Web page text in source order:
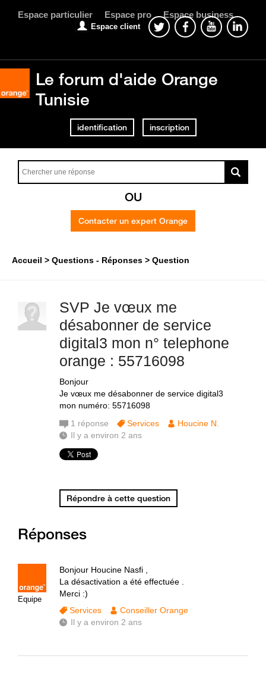
Espace particulier Espace pro Espace business
Espace client
Le forum d'aide Orange
Tunisie
identification inscription
OU
Contacter un expert Orange
Accueil Questions - Réponses Question
SVP Je vœux me
désabonner de service
digital3 mon n° telephone
orange : 55716098
Bonjour
Je vœux me désabonner de service digital3
mon numéro: 55716098
1 réponse Services
Houcine N.
Il y a environ 2 ans
Répondre à cette question
Réponses
Equipe
Bonjour Houcine Nasfi ,
La désactivation a été effectuée .
Merci :)
Services
Conseiller Orange
Il y a environ 2 ans